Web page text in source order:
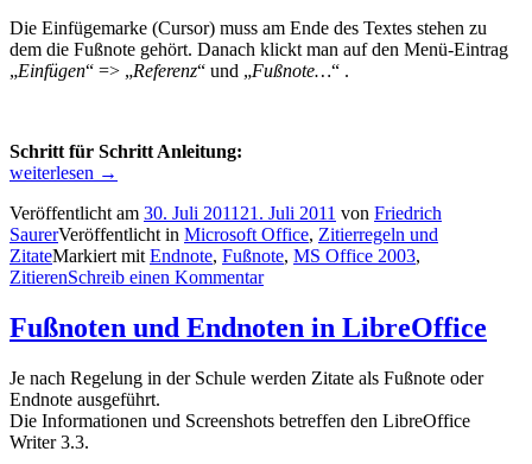
Die Einfügemarke (Cursor) muss am Ende des Textes stehen zu
dem die Fußnote gehört. Danach klickt man auf den Menü-Eintrag
„Einfügen“ => „Referenz“ und „Fußnote…“ .
Schritt für Schritt Anleitung:
„Fußnoten,
in
Microsoft
Office
2003“
weiterlesen →
Veröffentlicht am 30. Juli 2011 21. Juli 2011 von Friedrich
SaurerVeröffentlicht in Microsoft Office, Zitierregeln und
ZitateMarkiert mit Endnote, Fußnote, MS Office 2003,
ZitierenSchreib einen Kommentar
Fußnoten und Endnoten in LibreOffice
Je nach Regelung in der Schule werden Zitate als Fußnote oder
Endnote ausgeführt.
Die Informationen und Screenshots betreffen den LibreOffice
Writer 3.3.